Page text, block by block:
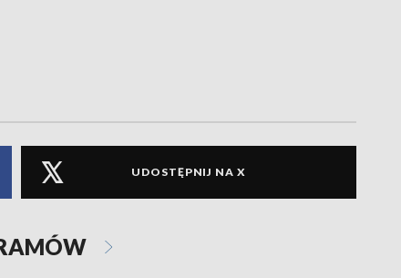
UDOSTĘPNIJ NA X